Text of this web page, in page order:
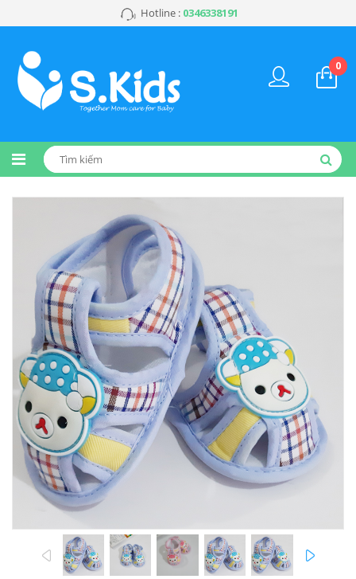
Hotline : 0346338191
0
prev